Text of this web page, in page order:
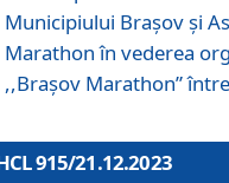
Municipiului Brașov și
Marathon în vederea
,,Brașov Marathon”
915/21.12.2023